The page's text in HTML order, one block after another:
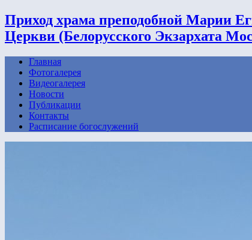
Приход храма преподобной Марии
Церкви (Белорусского Экзархата
Главная
Фотогалерея
Видеогалерея
Новости
Публикации
Контакты
Расписание богослужений